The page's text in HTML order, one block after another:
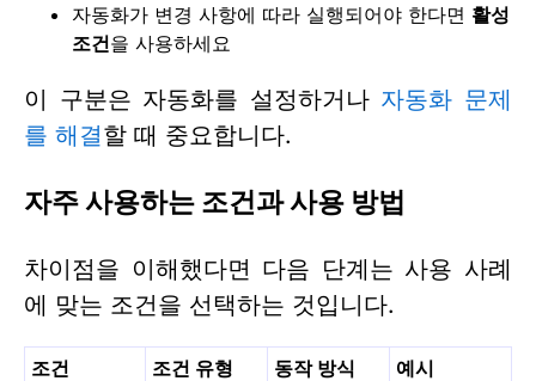
자동화가 변경 사항에 따라 실행되어야 한다면 활성
조건을 사용하세요
이 구분은 자동화를 설정하거나 자동화 문제
를 해결할 때 중요합니다.
자주 사용하는 조건과 사용 방법
차이점을 이해했다면 다음 단계는 사용 사례
에 맞는 조건을 선택하는 것입니다.
조건 조건 유형 동작 방식 예시